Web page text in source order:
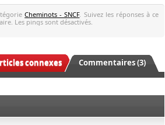
Cheminots - SNCF. Suivez les réponses à ce
Les pings sont désactivés.
Commentaires (3)
connexes